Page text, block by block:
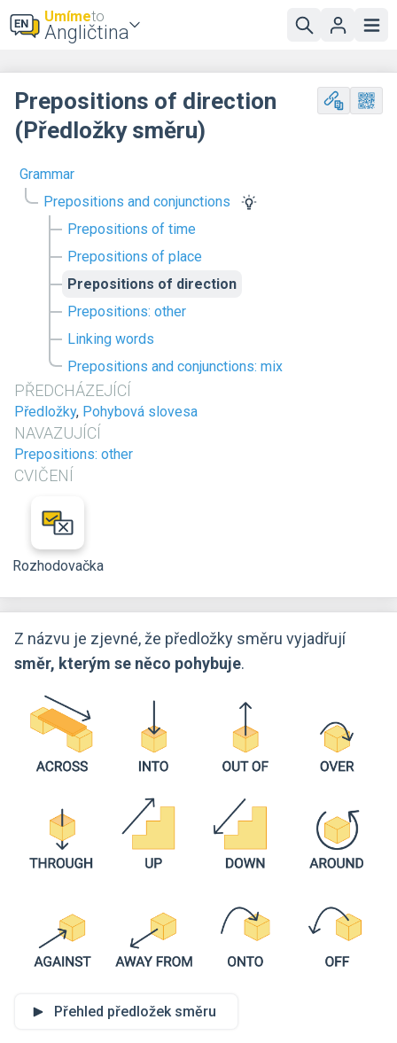
Umímeto
Angličtina
Grammar
Prepositions and conjunctions
Prepositions of time
Prepositions of place
Prepositions of direction
Prepositions: other
Linking words
Prepositions and conjunctions: mix
PŘEDCHÁZEJÍCÍ
Předložky, Pohybová slovesa
NAVAZUJÍCÍ
Prepositions: other
CVIČENÍ
Rozhodovačka
Prepositions of direction
(Předložky směru)
Z názvu je zjevné, že předložky směru vyjadřují
směr, kterým se něco pohybuje.
Přehled předložek směru